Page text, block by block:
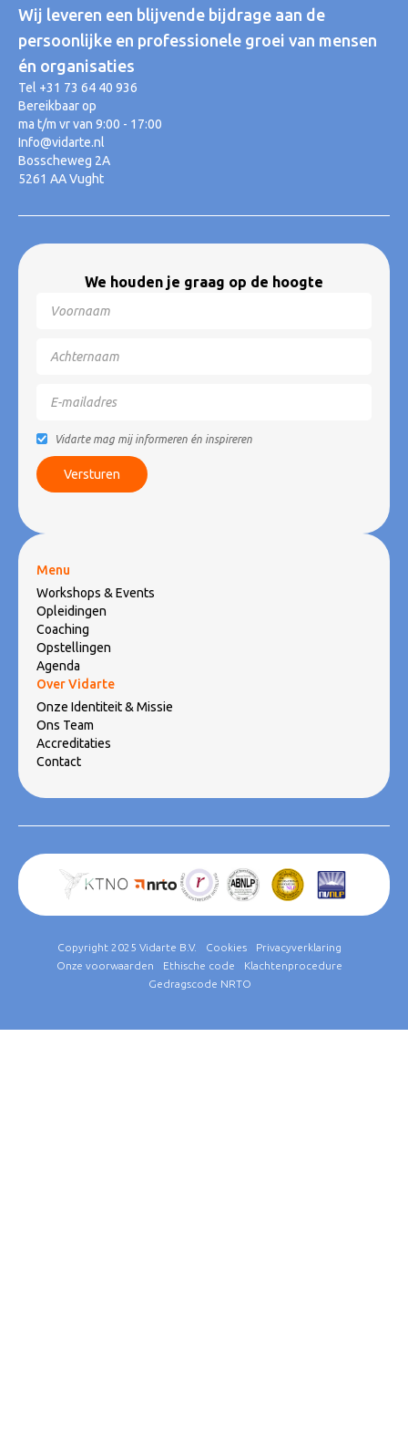
Wij leveren een blijvende bijdrage aan de
persoonlijke en professionele groei van mensen
én organisaties
Tel +31 73 64 40 936
Bereikbaar op
ma t/m vr van 9:00 - 17:00
Info@vidarte.nl
Bosscheweg 2A
5261 AA Vught
We houden je graag op de hoogte
Vidarte mag mij informeren én inspireren
Menu
Workshops & Events
Opleidingen
Coaching
Opstellingen
Agenda
Over Vidarte
Onze Identiteit & Missie
Ons Team
Accreditaties
Contact
Copyright 2025 Vidarte B.V. Cookies
Privacyverklaring
Onze voorwaarden
Ethische code
Klachtenprocedure
Gedragscode NRTO